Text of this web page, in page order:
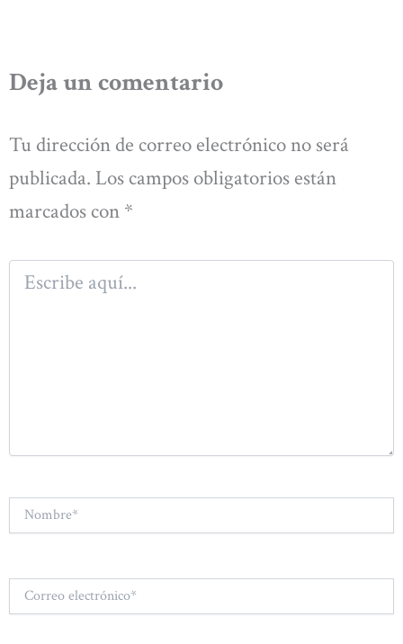
Deja un comentario
Tu dirección de correo electrónico no será
publicada. Los campos obligatorios están
marcados con *
Escribe
aquí...
Nombre*
electrónico*